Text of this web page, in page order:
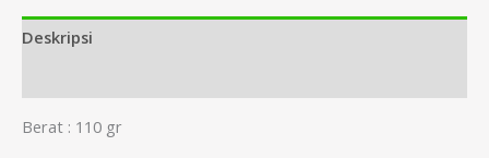
Deskripsi
Berat : 110 gr